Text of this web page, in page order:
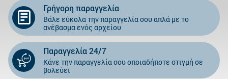
Γρήγορη παραγγελία
Βάλε εύκολα την παραγγελία σου απλά με το
ανέβασμα ενός αρχείου
Παραγγελία 24/7
Κάνε την παραγγελία σου οποιαδήποτε στιγμή σε
βολεύει